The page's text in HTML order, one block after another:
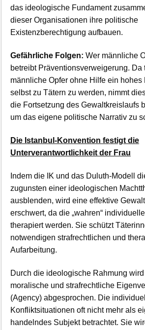
das ideologische Fundament
dieser Organisationen ihre politische
Existenzberechtigung aufbauen.
Gefährliche Folgen: Wer männliche
betreibt Präventionsverweigerung. Da
männliche Opfer ohne Hilfe ein hohes
selbst zu Tätern zu werden, nimmt
die Fortsetzung des Gewaltkreislaufs
um das eigene politische Narrativ zu
Die Istanbul-Konvention festigt die
Unterverantwortlichkeit der Frau
Indem die IK und das Duluth-Modell
zugunsten einer ideologischen
ausblenden, wird eine effektive
erschwert, da die „wahren“
therapiert werden. Sie schützt
notwendigen strafrechtlichen und
Aufarbeitung.
Durch die ideologische Rahmung
moralische und strafrechtliche
(Agency) abgesprochen. Die
Konfliktsituationen oft nicht mehr als
handelndes Subjekt betrachtet. Sie